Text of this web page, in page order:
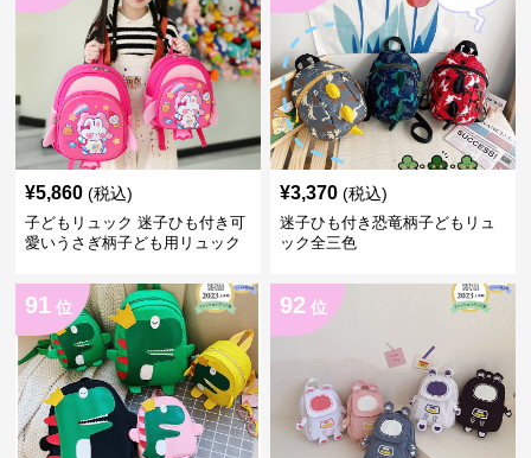
¥5,860 (税込)
子どもリュック 迷子ひも付き可
愛いうさぎ柄子ども用リュック
¥3,370 (税込)
迷子ひも付き恐竜柄子どもリュ
ック全三色
91 位 92 位